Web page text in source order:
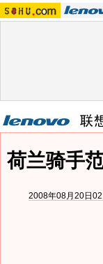
荷兰骑手
2008年08月20日